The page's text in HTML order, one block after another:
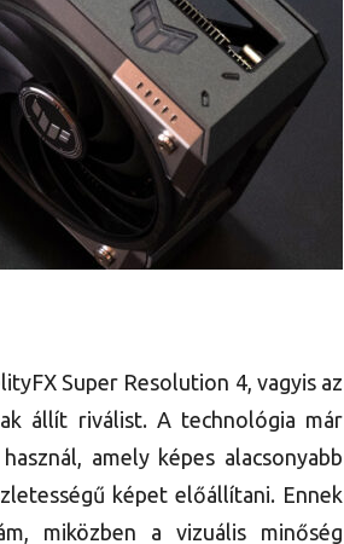
Super Resolution 4, vagyis az
állít riválist. A technológia már
amely képes alacsonyabb
képet előállítani. Ennek
miközben a vizuális minőség